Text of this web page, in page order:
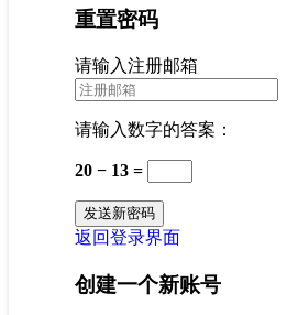
重置密码
请输入注册邮箱
请输入数字的答案：
20 − 13 =
返回登录界面
创建一个新账号